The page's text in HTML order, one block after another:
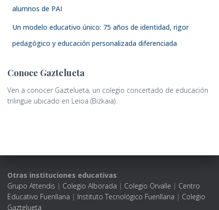
alumnos de PAI
Un modelo educativo único: 75 años de identidad, rigor
pedagógico y educación personalizada diferenciada
Conoce Gaztelueta
Ven a conocer Gaztelueta, un colegio concertado de educación
trilingüe ubicado en Leioa (Bizkaia).
Otras instituciones educativas:
Grupo Attendis | Colegio Alborada | Colegio Orvalle | Centro
Educativo Fuenllana | Instituto Tecnológico Fuenllana | Colegio
Gaztelueta